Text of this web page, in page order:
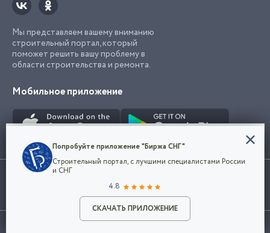
Разместить объявление
Мы представляем вашему вниманию
строительный портал, который
поможет решить вашу проблему в
области строительства и ремонта.
Мобильное приложение
Использование сайта, в том числе подача объявлений, означает
марки представленные на сайте являются собственностью их
©2026Биржа СНГ
Конфиденциальность
Мы используем файлы cookie, чтобы сделать
наш сайт удобным для каждого
Политикой конфиденциальности компании
и принимаете условия использования cookie.
Попробуйте приложение "Биржа СНГ"
Строительный портал, с лучшими специалистами России
и СНГ
4.8
СКАЧАТЬ ПРИЛОЖЕНИЕ